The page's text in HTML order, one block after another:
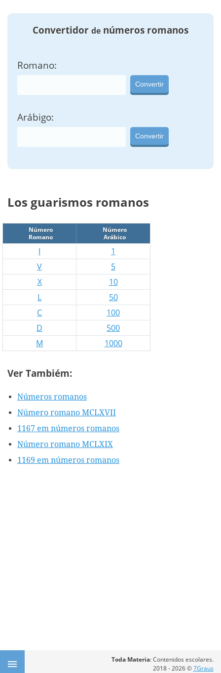
Convertidor de números romanos
Romano:
Convertir
Arábigo:
Convertir
Los guarismos romanos
Número
Romano
Número
Arábico
I
1
V
5
X
10
L
50
C
100
D
500
M
1000
Ver Tambiém:
Números romanos
Número romano MCLXVII
1167 em números romanos
Número romano MCLXIX
1169 em números romanos
Toda Materia: Contenidos escolares.
2018 - 2026 ©7Graus